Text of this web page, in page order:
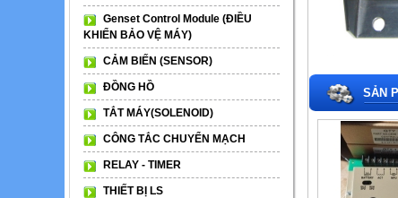
Genset Control Module (ĐIỀU
KHIỂN BẢO VỆ MÁY)
CẢM BIẾN (SENSOR)
ĐỒNG HỒ
TẮT MÁY(SOLENOID)
CÔNG TẮC CHUYỂN MẠCH
RELAY - TIMER
THIẾT BỊ LS
SẢN